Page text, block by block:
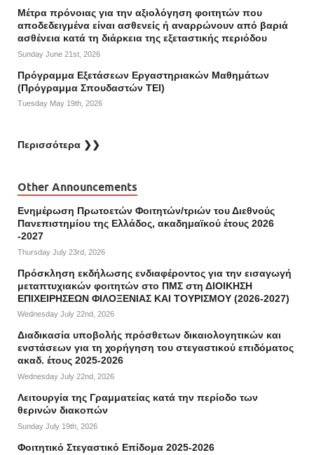
Mέτρα πρόνοιας για την αξιολόγηση φοιτητών που
αποδεδειγμένα είναι ασθενείς ή αναρρώνουν από βαριά
ασθένεια κατά τη διάρκεια της εξεταστικής περιόδου
Sunday June 21st, 2026
Πρόγραμμα Εξετάσεων Εργαστηριακών Μαθημάτων
(Πρόγραμμα Σπουδαστών ΤΕΙ)
Tuesday May 19th, 2026
Περισσότερα ❯❯
Other Announcements
Ενημέρωση Πρωτοετών Φοιτητών/τριών του Διεθνούς
Πανεπιστημίου της Ελλάδος, ακαδημαϊκού έτους 2026
-2027
Thursday July 23rd, 2026
Πρόσκληση εκδήλωσης ενδιαφέροντος για την εισαγωγή
μεταπτυχιακών φοιτητών στο ΠΜΣ στη ΔΙΟΙΚΗΣΗ
ΕΠΙΧΕΙΡΗΣΕΩΝ ΦΙΛΟΞΕΝΙΑΣ ΚΑΙ ΤΟΥΡΙΣΜΟΥ (2026-2027)
Wednesday July 22nd, 2026
Διαδικασία υποβολής πρόσθετων δικαιολογητικών και
ενστάσεων για τη χορήγηση του στεγαστικού επιδόματος
ακαδ. έτους 2025-2026
Wednesday July 22nd, 2026
Λειτουργία της Γραμματείας κατά την περίοδο των
θερινών διακοπών
Sunday July 19th, 2026
Φοιτητικό Στεγαστικό Επίδομα 2025-2026